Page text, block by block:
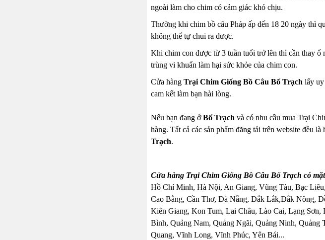
ngoài làm cho chim có cảm giác khó chịu.
Thường khi chim bồ câu Pháp ấp đến 18 20 ngày thì
không thể tự chui ra được.
Khi chim con được từ 3 tuần tuổi trở lên thì cần thay ổ
trùng vi khuẩn làm hại sức khỏe của chim con.
Cửa hàng Trại Chim Giống Bồ Câu Bố Trạch lấy
cam kết làm bạn hài lòng.
Nếu bạn đang ởBố Trạch và có nhu cầu mua Trại
hàng. Tất cả các sản phẩm đăng tải trên website đều
Trạch.
Cửa hàng Trại Chim Giống Bồ Câu Bố Trạch có
Hồ Chí Minh, Hà Nội, An Giang, Vũng Tàu, Bạc
Cao Bằng, Cần Thơ, Đà Nẵng, Đắk Lắk,Đắk Nông,
Kiên Giang, Kon Tum, Lai Châu, Lào Cai, Lạng
Bình, Quảng Nam, Quảng Ngãi, Quảng Ninh,
Quang, Vĩnh Long, Vĩnh Phúc, Yên Bái...